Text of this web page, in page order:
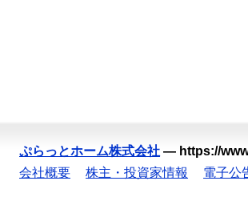
ぷらっとホーム株式会社 — https://
会社概要
株主・投資家情報 電子公